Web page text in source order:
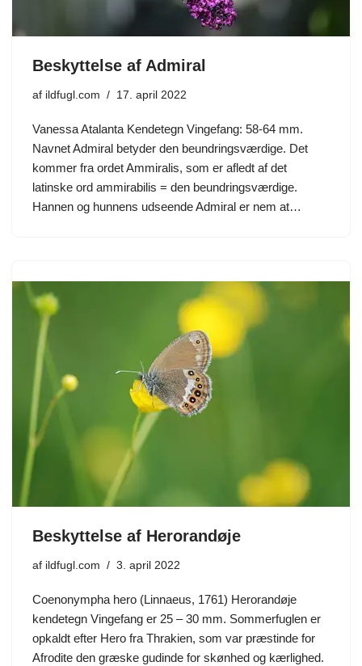
Beskyttelse af Admiral
af ildfugl.com 17. april 2022
Vanessa Atalanta Kendetegn Vingefang: 58-64 mm.
Navnet Admiral betyder den beundringsværdige. Det
kommer fra ordet Ammiralis, som er afledt af det
latinske ord ammirabilis = den beundringsværdige.
Hannen og hunnens udseende Admiral er nem at…
Beskyttelse af Herorandøje
af ildfugl.com 3. april 2022
Coenonympha hero (Linnaeus, 1761) Herorandøje
kendetegn Vingefang er 25 – 30 mm. Sommerfuglen er
opkaldt efter Hero fra Thrakien, som var præstinde for
Afrodite den græske gudinde for skønhed og kærlighed.